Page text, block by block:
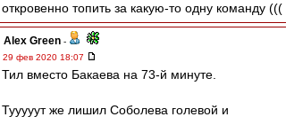
откровенно топить за какую-то одну команду (((
Alex Green -
29 фев 2020 18:07
Тил вместо Бакаева на 73-й минуте.
Тууууут же лишил Соболева голевой и